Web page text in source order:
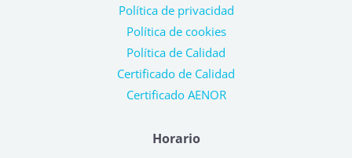
Horario
Política de privacidad
Política de cookies
Política de Calidad
Certificado de Calidad
Certificado AENOR